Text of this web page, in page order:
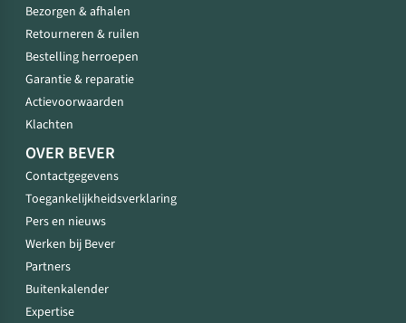
Bezorgen & afhalen
Retourneren & ruilen
Bestelling herroepen
Garantie & reparatie
Actievoorwaarden
Klachten
OVER BEVER
Contactgegevens
Toegankelijkheidsverklaring
Pers en nieuws
Werken bij Bever
Partners
Buitenkalender
Expertise